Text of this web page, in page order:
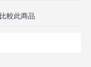
比較此商品